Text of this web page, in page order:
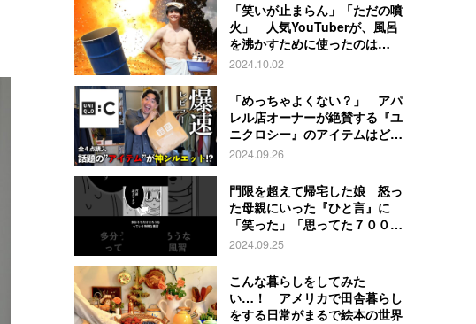
「笑いが止まらん」「ただの噴
火」 人気YouTuberが、風呂
を沸かすために使ったのは…
2024.10.02
「めっちゃよくない？」 アパ
レル店オーナーが絶賛する『ユ
ニクロシー』のアイテムはど
れ？
2024.09.26
門限を超えて帰宅した娘 怒っ
た母親にいった『ひと言』に
「笑った」「思ってた７００倍
特殊」
2024.09.25
こんな暮らしをしてみた
い…！ アメリカで田舎暮らし
をする日常がまるで絵本の世界